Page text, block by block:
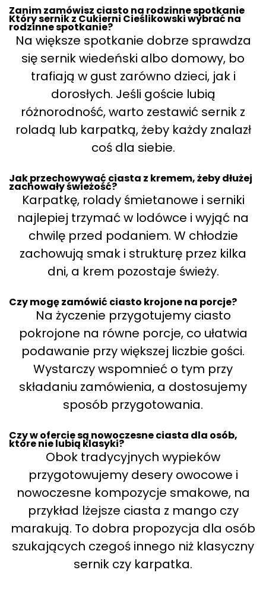
Zanim zamówisz ciasto na rodzinne spotkanie
Który sernik z Cukierni Cieślikowski wybrać na
rodzinne spotkanie?
Na większe spotkanie dobrze sprawdza
się sernik wiedeński albo domowy, bo
trafiają w gust zarówno dzieci, jak i
dorosłych. Jeśli goście lubią
różnorodność, warto zestawić sernik z
roladą lub karpatką, żeby każdy znalazł
coś dla siebie.
Jak przechowywać ciasta z kremem, żeby dłużej
zachowały świeżość?
Karpatkę, rolady śmietanowe i serniki
najlepiej trzymać w lodówce i wyjąć na
chwilę przed podaniem. W chłodzie
zachowują smak i strukturę przez kilka
dni, a krem pozostaje świeży.
Czy mogę zamówić ciasto krojone na porcje?
Na życzenie przygotujemy ciasto
pokrojone na równe porcje, co ułatwia
podawanie przy większej liczbie gości.
Wystarczy wspomnieć o tym przy
składaniu zamówienia, a dostosujemy
sposób przygotowania.
Czy w ofercie są nowoczesne ciasta dla osób,
które nie lubią klasyki?
Obok tradycyjnych wypieków
przygotowujemy desery owocowe i
nowoczesne kompozycje smakowe, na
przykład lżejsze ciasta z mango czy
marakują. To dobra propozycja dla osób
szukających czegoś innego niż klasyczny
sernik czy karpatka.